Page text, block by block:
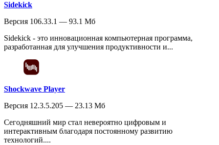
Sidekick
Версия 106.33.1 — 93.1 Мб
Sidekick - это инновационная компьютерная программа,
разработанная для улучшения продуктивности и...
Shockwave Player
Версия 12.3.5.205 — 23.13 Мб
Сегодняшний мир стал невероятно цифровым и
интерактивным благодаря постоянному развитию
технологий....